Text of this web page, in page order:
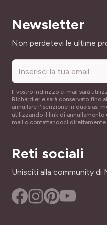
Periodo di semina : da
Raccolto : da agosto a
La bustina da 0,5 gr.
Confezione in lingua
Semi
FOGLIAME
Sedano rapa
CREATORE
VILMORIN
25861
Importante
FACILITÀ DI COLTIVAZIONE
Di facilissima coltivazione
ALTEZZA A MATURITÀ
60 cm
LARGHEZZA ADULTA
PÉRIODE DE RÉCOLTE
PÉRIODE DE SEMIS
Febbraio a maggio
Newsletter
Indirizzo email
Non perdetevi le ultime
Il vostro indirizzo e-mail sarà
Richardier e sarà conservato fino
annullare l'iscrizione in qualsiasi
utilizzando il link di
mail o contattandoci direttamente.
Reti sociali
Unisciti alla community di